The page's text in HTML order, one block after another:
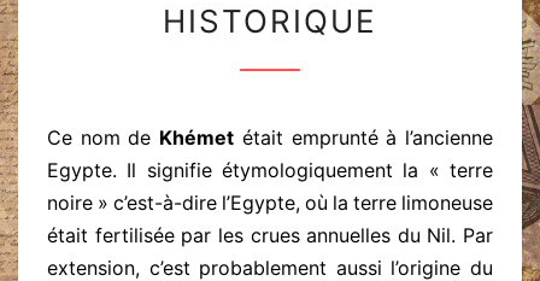
HISTORIQUE
Ce nom de Khémet était emprunté à l’ancienne
Egypte. Il signifie étymologiquement la « terre
noire » c’est-à-dire l’Egypte, où la terre limoneuse
était fertilisée par les crues annuelles du Nil. Par
extension, c’est probablement aussi l’origine du